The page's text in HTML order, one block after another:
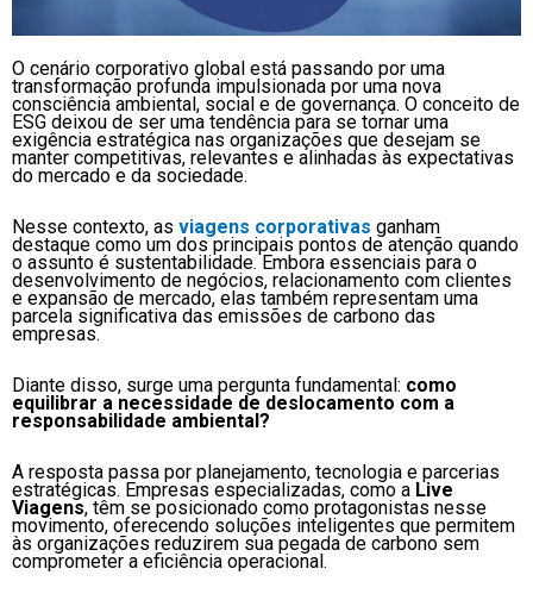
O cenário corporativo global está passando por uma
transformação profunda impulsionada por uma nova
consciência ambiental, social e de governança. O conceito de
ESG deixou de ser uma tendência para se tornar uma
exigência estratégica nas organizações que desejam se
manter competitivas, relevantes e alinhadas às expectativas
do mercado e da sociedade.
Nesse contexto, as viagens corporativas ganham
destaque como um dos principais pontos de atenção quando
o assunto é sustentabilidade. Embora essenciais para o
desenvolvimento de negócios, relacionamento com clientes
e expansão de mercado, elas também representam uma
parcela significativa das emissões de carbono das
empresas.
Diante disso, surge uma pergunta fundamental: como
equilibrar a necessidade de deslocamento com a
responsabilidade ambiental?
A resposta passa por planejamento, tecnologia e parcerias
estratégicas. Empresas especializadas, como a Live
Viagens, têm se posicionado como protagonistas nesse
movimento, oferecendo soluções inteligentes que permitem
às organizações reduzirem sua pegada de carbono sem
comprometer a eficiência operacional.